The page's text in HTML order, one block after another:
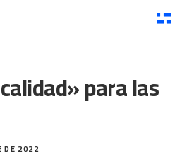
para las
DE 2022